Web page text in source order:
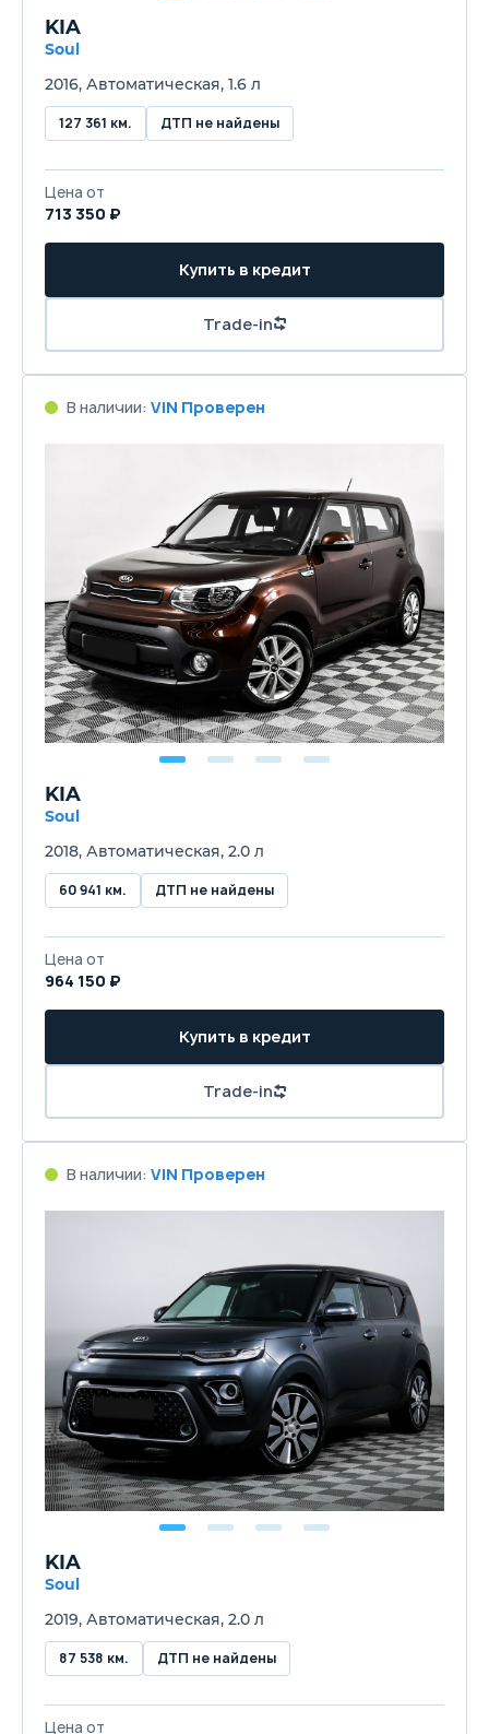
KIA
Soul
2016, Автоматическая, 1.6 л
127 361 км. ДТП не найдены
Цена от
713 350 ₽
Купить в кредит
Trade-in
В наличии: VIN Проверен
KIA
Soul
2018, Автоматическая, 2.0 л
60 941 км. ДТП не найдены
Цена от
964 150 ₽
Купить в кредит
Trade-in
В наличии: VIN Проверен
KIA
Soul
2019, Автоматическая, 2.0 л
87 538 км. ДТП не найдены
Цена от